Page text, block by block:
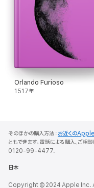
Orlando Furioso
1517年
そのほかの購入方法： お近くの
ともできます。電話による購入、
0120-99-4477.
日本
Copyright © 2024 Apple Inc.